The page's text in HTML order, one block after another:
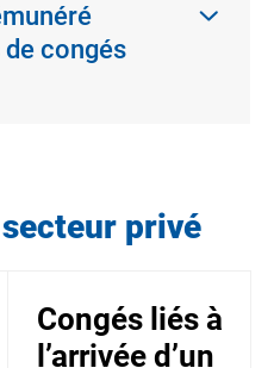
congés
privé
Congés liés à
l’arrivée d’un